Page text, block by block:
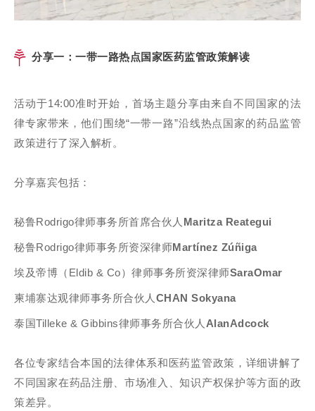
分享一：一带一路热点国家医药监管政策解读
活动于14:00准时开始，首场主题分享由来自不同国家的法
律专家带来，他们围绕“一带一路”沿线热点国家的药品监管
政策进行了深入解析。
分享嘉宾包括：
秘鲁Rodrigo律师事务所首席合伙人 Maritza Reategui
秘鲁Rodrigo律师事务所资深律师Martínez Zúñiga
埃及帝博（Eldib & Co）律师事务所资深律师SaraOmar
柬埔寨达观律师事务所合伙人 CHAN Sokyana
泰国Tilleke & Gibbins律师事务所合伙人 AlanAdcock
各位专家结合本国的法律体系和医药监管政策，详细讲解了
不同国家在药品注册、市场准入、知识产权保护等方面的政
策差异。